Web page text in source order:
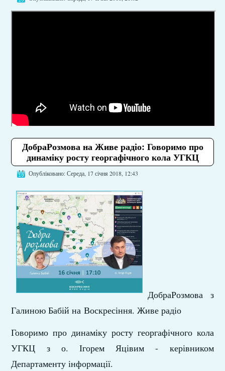
ДобраРозмова на Живе радіо: Говоримо про
динаміку росту георгафічного кола УГКЦ
Опубліковано: Середа, 17 січня 2018, 12:43
ДобраРозмова з
Галиною Бабій на Воскресіння. Живе радіо
Говоримо про динаміку росту георгафічного кола
УГКЦ з о. Ігорем Яцівим - керівником
Департаменту інформації.